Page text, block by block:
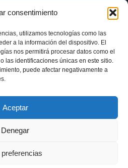
consentimiento
utilizamos tecnologías como las
a la información del dispositivo. El
nos permitirá procesar datos como el
las identificaciones únicas en este sitio.
puede afectar negativamente a
Aceptar
Denegar
preferencias
Parábolas TV
Comunidad
Política de privacidad
de cookies (UE)